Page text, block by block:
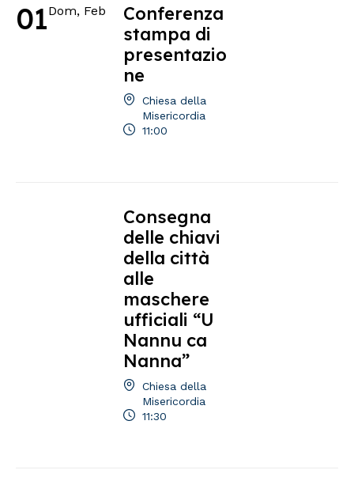
01Dom, Feb
Conferenza
stampa di
presentazio
ne
Chiesa della
Misericordia
11:00
Consegna
delle chiavi
della città
alle
maschere
ufficiali “U
Nannu ca
Nanna”
Chiesa della
Misericordia
11:30